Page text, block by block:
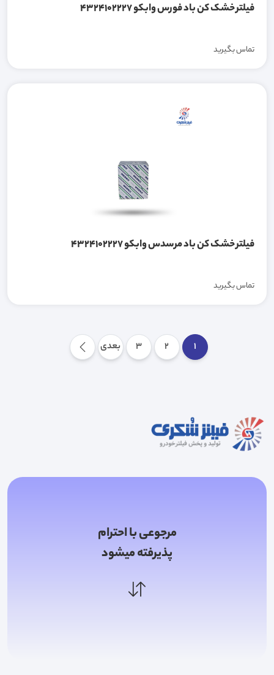
فیلتر خشک کن باد فورس وابکو 4324102227
تماس بگیرید
فیلتر خشک کن باد مرسدس وابکو 4324102227
تماس بگیرید
1
2
3 بعدی
مرجوعی با احترام
پذیرفته میشود